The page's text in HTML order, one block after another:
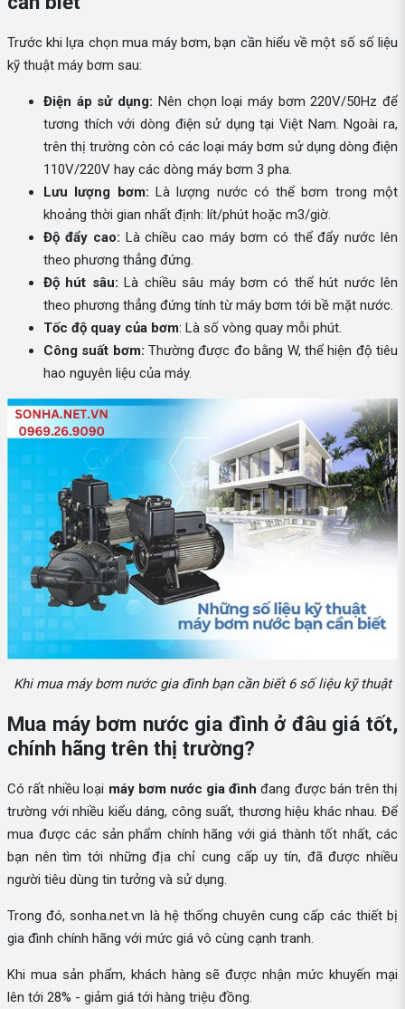
Trước khi lựa chọn mua máy bơm, bạn cần hiểu về một số số liệu
kỹ thuật máy bơm sau:
Điện áp sử dụng: Nên chọn loại máy bơm 220V/50Hz để
tương thích với dòng điện sử dụng tại Việt Nam. Ngoài ra,
trên thị trường còn có các loại máy bơm sử dụng dòng điện
110V/220V hay các dòng máy bơm 3 pha.
Lưu lượng bơm: Là lượng nước có thể bơm trong một
khoảng thời gian nhất định: lít/phút hoặc m3/giờ.
Độ đẩy cao: Là chiều cao máy bơm có thể đẩy nước lên
theo phương thẳng đứng.
Độ hút sâu: Là chiều sâu máy bơm có thể hút nước lên
theo phương thẳng đứng tính từ máy bơm tới bề mặt nước.
Tốc độ quay của bơm: Là số vòng quay mỗi phút.
Công suất bơm: Thường được đo bằng W, thể hiện độ tiêu
hao nguyên liệu của máy.
Khi mua máy bơm nước gia đình bạn cần biết 6 số liệu kỹ thuật
Mua máy bơm nước gia đình ở đâu giá tốt,
chính hãng trên thị trường?
Có rất nhiều loại máy bơm nước gia đình đang được bán trên thị
trường với nhiều kiểu dáng, công suất, thương hiệu khác nhau. Để
mua được các sản phẩm chính hãng với giá thành tốt nhất, các
bạn nên tìm tới những địa chỉ cung cấp uy tín, đã được nhiều
người tiêu dùng tin tưởng và sử dụng.
Trong đó, sonha.net.vn là hệ thống chuyên cung cấp các thiết bị
gia đình chính hãng với mức giá vô cùng cạnh tranh.
Khi mua sản phẩm, khách hàng sẽ được nhận mức khuyến mại
lên tới 28% - giảm giá tới hàng triệu đồng.